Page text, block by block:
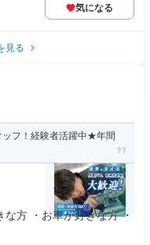
気になる
見る
ッフ！経験者活躍中★年間
方 ・お車が好きな方 ・